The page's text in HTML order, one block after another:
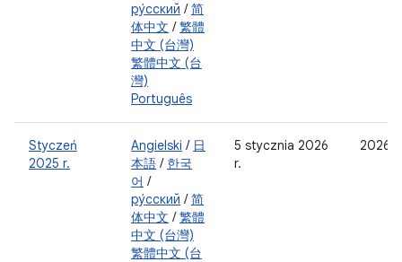
ру́сский /简
体中文 /繁體
中文 (台灣)
繁體中文 (台
灣)
Português
Styczeń
2025 r.
Angielski / 日
本語 / 한국
어 /
ру́сский /简
体中文 /繁體
中文 (台灣)
繁體中文 (台
5 stycznia 2026
r.
2026-